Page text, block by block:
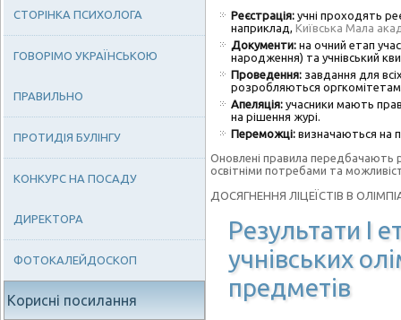
СТОРІНКА ПСИХОЛОГА
ГОВОРІМО УКРАЇНСЬКОЮ
ПРАВИЛЬНО
ПРОТИДІЯ БУЛІНГУ
КОНКУРС НА ПОСАДУ
ДИРЕКТОРА
ФОТОКАЛЕЙДОСКОП
Корисні посилання
Реєстрація: учні проходять
наприклад, Київська Мала
Документи: на очний етап
народження) та учнівський
Проведення: завдання для
розробляються
Апеляція: учасники мають
на рішення журі.
Переможці: визначаються на
Оновлені правила передбачають
освітніми потребами та
ДОСЯГНЕННЯ ЛІЦЕЇСТІВ В
Результати І
учнівських
предметів